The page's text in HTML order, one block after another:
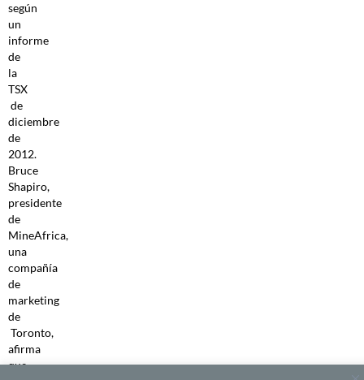
según
un
informe
de
la
TSX
de
diciembre
de
2012.
Bruce
Shapiro,
presidente
de
MineAfrica,
una
compañía
de
marketing
de
Toronto,
afirma
que